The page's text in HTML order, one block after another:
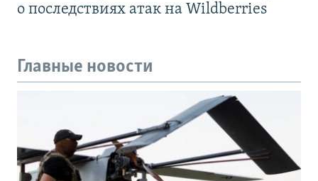
о последствиях атак на Wildberries
Главные новости